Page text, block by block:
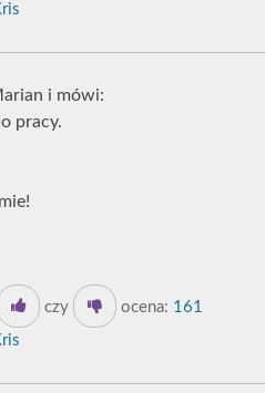
i mówi:
pracy.
czy ocena: 161